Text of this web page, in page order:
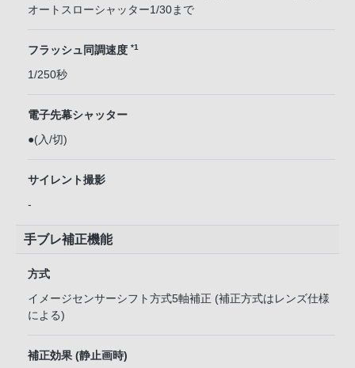
オートスローシャッター1/30まで
フラッシュ同調速度 *1
1/250秒
電子先幕シャッター
●(入/切)
サイレント撮影
-
手ブレ補正機能
方式
イメージセンサーシフト方式5軸補正 (補正方式はレンズ仕様
による)
補正効果 (静止画時)